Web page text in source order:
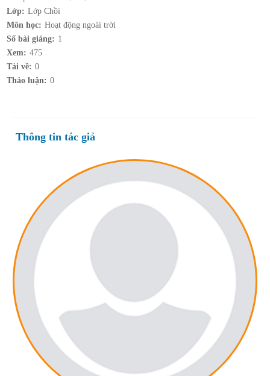
Lớp: Lớp Chồi
Môn học: Hoạt động ngoài trời
Số bài giảng: 1
Xem: 475
Tải về: 0
Thảo luận: 0
Thông tin tác giả